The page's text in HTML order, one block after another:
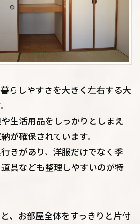
らしやすさを大きく左右する大
生活用品をしっかりとしまえ
が確保されています。
きがあり、洋服だけでなく季
具なども整理しやすいのが特
、お部屋全体をすっきりと片付